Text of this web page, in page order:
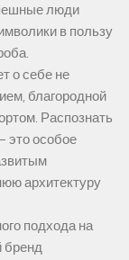
люди
в пользу
о себе не
благородной
Распознать
это особое
архитектуру
подхода на
бренд